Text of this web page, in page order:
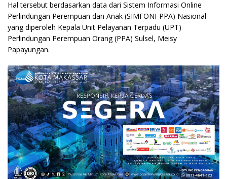
Hal tersebut berdasarkan data dari Sistem Informasi Online
Perlindungan Perempuan dan Anak (SIMFONI-PPA) Nasional
yang diperoleh Kepala Unit Pelayanan Terpadu (UPT)
Perlindungan Perempuan Orang (PPA) Sulsel, Meisy
Papayungan.